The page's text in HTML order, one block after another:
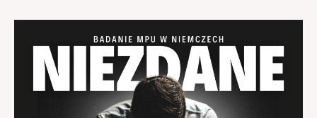
badanie